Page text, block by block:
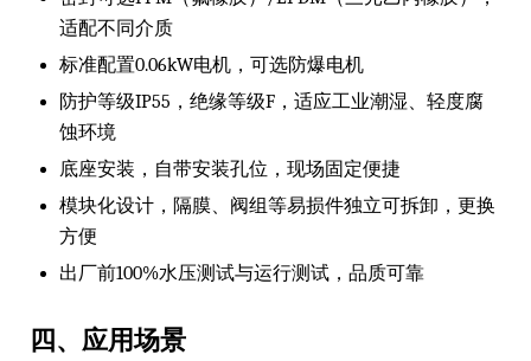
适配不同介质
标准配置0.06kW电机，可选防爆电机
防护等级IP55，绝缘等级F，适应工业潮湿、轻度腐
蚀环境
底座安装，自带安装孔位，现场固定便捷
模块化设计，隔膜、阀组等易损件独立可拆卸，更换
方便
出厂前100%水压测试与运行测试，品质可靠
四、应用场景